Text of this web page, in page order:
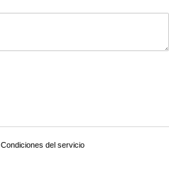
Condiciones del servicio